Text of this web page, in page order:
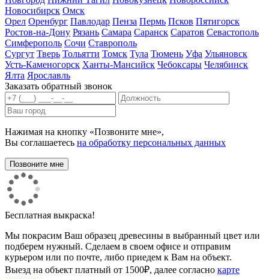
Новосибирск Омск
Орел Оренбург Павлодар Пенза Пермь Псков Пятигорск
Ростов-на-Дону Рязань Самара Саранск Саратов Севастополь
Симферополь Сочи Ставрополь
Сургут Тверь Тольятти Томск Тула Тюмень Уфа Ульяновск
Усть-Каменогорск Ханты-Мансийск Чебоксары Челябинск
Ялта Ярославль
Заказать обратный звонок
Нажимая на кнопку «Позвоните мне»,
Вы соглашаетесь на обработку персональных данных
Бесплатная выкраска!
Мы покрасим Ваш образец древесины в выбранный цвет или
подберем нужный. Сделаем в своем офисе и отправим
курьером или по почте, либо приедем к Вам на объект.
Выезд на объект платный от 1500₽, далее согласно карте